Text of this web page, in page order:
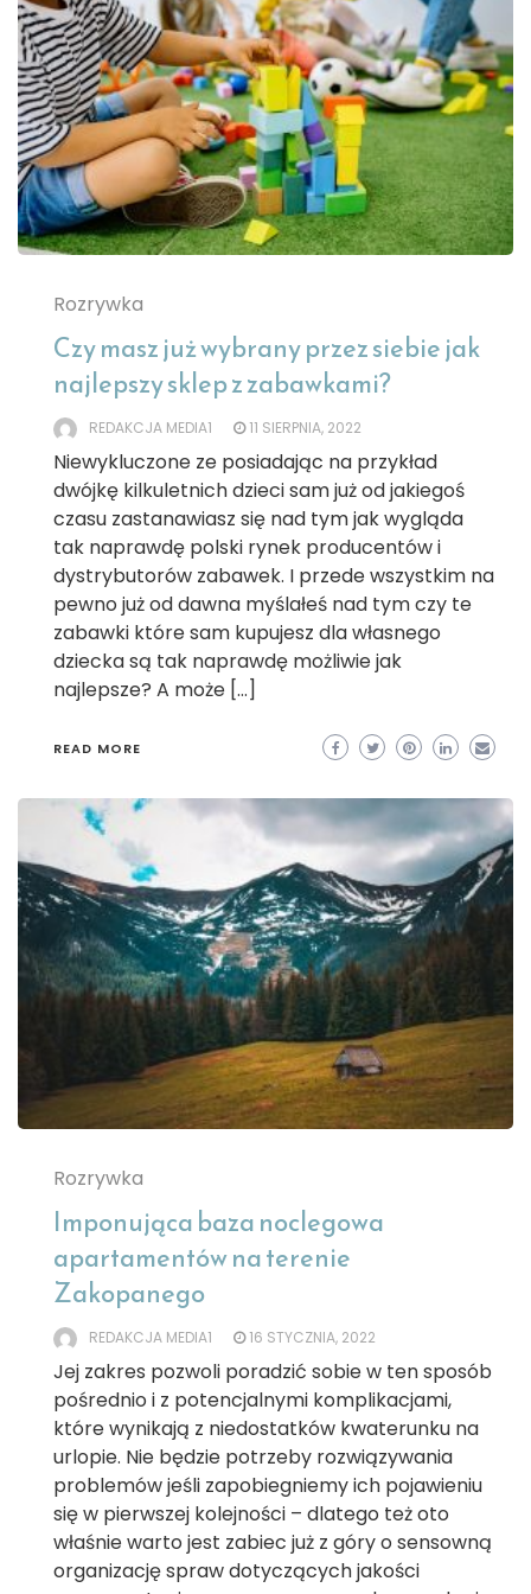
Rozrywka
Czy masz już wybrany przez siebie jak
najlepszy sklep z zabawkami?
REDAKCJA MEDIA1 11 SIERPNIA, 2022
Niewykluczone ze posiadając na przykład
dwójkę kilkuletnich dzieci sam już od jakiegoś
czasu zastanawiasz się nad tym jak wygląda
tak naprawdę polski rynek producentów i
dystrybutorów zabawek. I przede wszystkim na
pewno już od dawna myślałeś nad tym czy te
zabawki które sam kupujesz dla własnego
dziecka są tak naprawdę możliwie jak
najlepsze? A może […]
READ MORE
Rozrywka
Imponująca baza noclegowa
apartamentów na terenie
Zakopanego
REDAKCJA MEDIA1 16 STYCZNIA, 2022
Jej zakres pozwoli poradzić sobie w ten sposób
pośrednio i z potencjalnymi komplikacjami,
które wynikają z niedostatków kwaterunku na
urlopie. Nie będzie potrzeby rozwiązywania
problemów jeśli zapobiegniemy ich pojawieniu
się w pierwszej kolejności – dlatego też oto
właśnie warto jest zabiec już z góry o sensowną
organizację spraw dotyczących jakości